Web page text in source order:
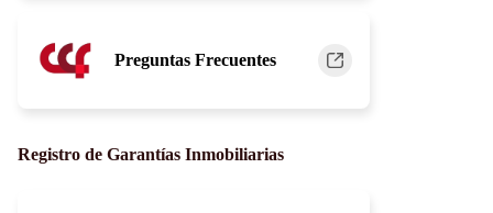
Preguntas Frecuentes
Registro de Garantías Inmobiliarias